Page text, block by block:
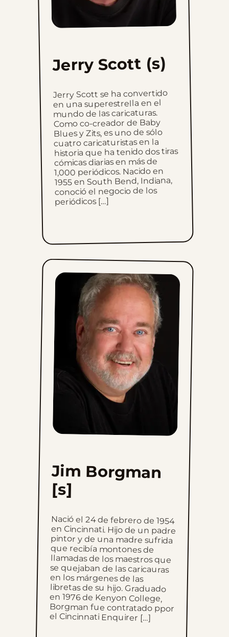
Jerry Scott (s)
Jerry Scott se ha convertido
en una superestrella en el
mundo de las caricaturas.
Como co-creador de Baby
Blues y Zits, es uno de sólo
cuatro caricaturistas en la
historia que ha tenido dos tiras
cómicas diarias en más de
1,000 periódicos. Nacido en
1955 en South Bend, Indiana,
conoció el negocio de los
periódicos […]
Jim Borgman
[s]
Nació el 24 de febrero de 1954
en Cincinnati. Hijo de un padre
pintor y de una madre sufrida
que recibía montones de
llamadas de los maestros que
se quejaban de las caricauras
en los márgenes de las
libretas de su hijo. Graduado
en 1976 de Kenyon College,
Borgman fue contratado ppor
el Cincinnati Enquirer […]